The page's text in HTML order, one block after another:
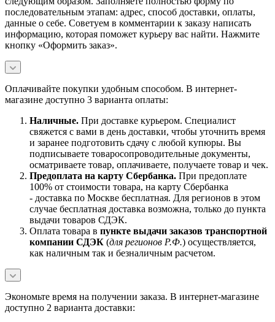
последовательным этапам: адрес, способ доставки, оплаты,
данные о себе. Советуем в комментарии к заказу написать
информацию, которая поможет курьеру вас найти. Нажмите
кнопку «Оформить заказ».
Оплачивайте покупки удобным способом. В интернет-
магазине доступно 3 варианта оплаты:
Наличные. При доставке курьером. Специалист
свяжется с вами в день доставки, чтобы уточнить время
и заранее подготовить сдачу с любой купюры. Вы
подписываете товаросопроводительные документы,
осматриваете товар, оплачиваете, получаете товар и чек.
Предоплата на карту Сбербанка. При предоплате
100% от стоимости товара, на карту Сбербанка
- доставка по Москве бесплатная. Для регионов в этом
случае бесплатная доставка возможна, только до пункта
выдачи товаров СДЭК.
Оплата товара в пункте выдачи заказов транспортной
компании СДЭК (для регионов Р.Ф.) осуществляется,
как наличным так и безналичным расчетом.
Экономьте время на получении заказа. В интернет-магазине
доступно 2 варианта доставки: